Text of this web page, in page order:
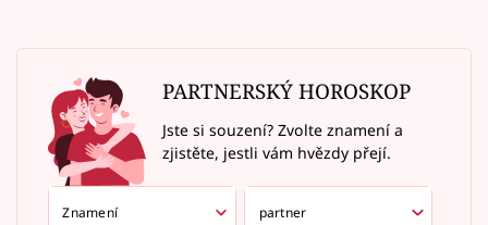
PARTNERSKÝ HOROSKOP
Jste si souzení? Zvolte znamení a
zjistěte, jestli vám hvězdy přejí.